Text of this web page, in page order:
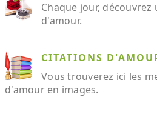
Chaque jour,
d'amour.
CITATIONS
Vous trouverez ici les
d'amour en images.